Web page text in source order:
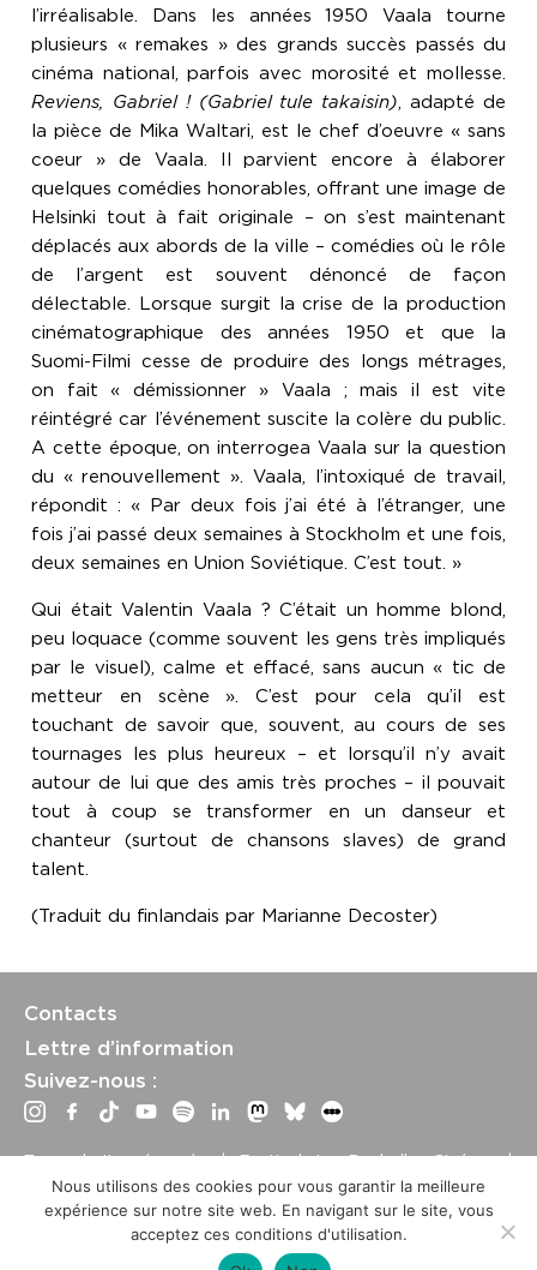
l’irréalisable. Dans les années 1950 Vaala tourne
plusieurs « remakes » des grands succès passés du
cinéma national, parfois avec morosité et mollesse.
Reviens, Gabriel ! (Gabriel tule takaisin), adapté de
la pièce de Mika Waltari, est le chef d’oeuvre « sans
coeur » de Vaala. Il parvient encore à élaborer
quelques comédies honorables, offrant une image de
Helsinki tout à fait originale – on s’est maintenant
déplacés aux abords de la ville – comédies où le rôle
de l’argent est souvent dénoncé de façon
délectable. Lorsque surgit la crise de la production
cinématographique des années 1950 et que la
Suomi-Filmi cesse de produire des longs métrages,
on fait « démissionner » Vaala ; mais il est vite
réintégré car l’événement suscite la colère du public.
A cette époque, on interrogea Vaala sur la question
du « renouvellement ». Vaala, l’intoxiqué de travail,
répondit : « Par deux fois j’ai été à l’étranger, une
fois j’ai passé deux semaines à Stockholm et une fois,
deux semaines en Union Soviétique. C’est tout. »
Qui était Valentin Vaala ? C’était un homme blond,
peu loquace (comme souvent les gens très impliqués
par le visuel), calme et effacé, sans aucun « tic de
metteur en scène ». C’est pour cela qu’il est
touchant de savoir que, souvent, au cours de ses
tournages les plus heureux – et lorsqu’il n’y avait
autour de lui que des amis très proches – il pouvait
tout à coup se transformer en un danseur et
chanteur (surtout de chansons slaves) de grand
talent.
(Traduit du finlandais par Marianne Decoster)
Contacts
Lettre d’information
Suivez-nous :
Tous droits réservés | Festival La Rochelle Cinéma |
International Film Festival – Mentions légales –Conditions
générales de vente
Crédits site : Marine Breton, design ;Etienne Delcambre,
développement et mise à jour
Nous utilisons des cookies pour vous garantir la meilleure
expérience sur notre site web. En navigant sur le site, vous
acceptez ces conditions d'utilisation.